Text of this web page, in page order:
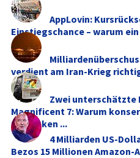
AppLovin:
Einstiegschance – warum
verdient am Iran-Krieg
Zwei
Magnificent 7: Warum
umdenken ...
4 Milliarden US-
Bezos 15 Millionen Amazon-